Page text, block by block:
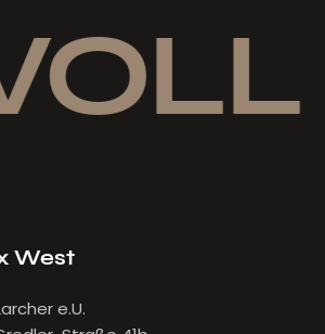
West
e.U.